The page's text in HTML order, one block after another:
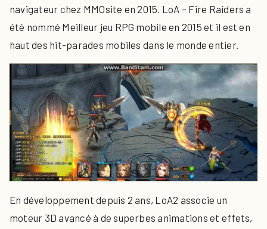
navigateur chez MMOsite en 2015. LoA – Fire Raiders a
été nommé Meilleur jeu RPG mobile en 2015 et il est en
haut des hit-parades mobiles dans le monde entier.
En développement depuis 2 ans, LoA2 associe un
moteur 3D avancé à de superbes animations et effets,